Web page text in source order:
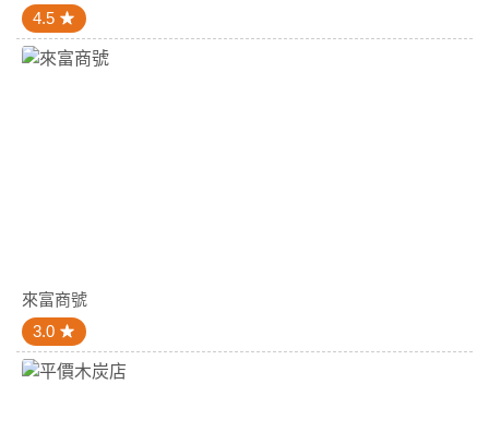
4.5
來富商號
3.0